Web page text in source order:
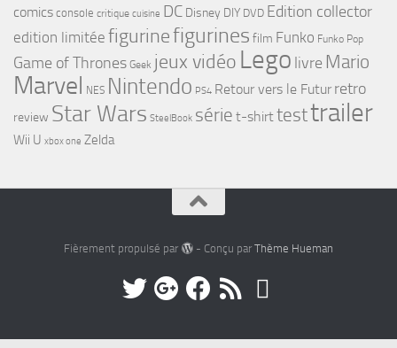
comics console critique cuisine DC Disney DIY DVD Edition collector
edition limitée figurinefigurines film Funko Funko Pop
Game of Thrones Geek jeux vidéo Lego livre Mario
Marvel NES Nintendo PS4 Retour vers le Futur retro
review Star Wars SteelBook série t-shirttesttrailer
Wii U xbox one Zelda
Fièrement propulsé par - Conçu par Thème Hueman